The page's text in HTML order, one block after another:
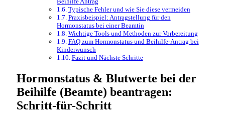
Typische Fehler und wie Sie diese vermeiden
Praxisbeispiel: Antragstellung für den
Hormonstatus bei einer Beamtin
Wichtige Tools und Methoden zur Vorbereitung
FAQ zum Hormonstatus und Beihilfe-Antrag bei
Kinderwunsch
Fazit und Nächste Schritte
Hormonstatus & Blutwerte bei der
Beihilfe (Beamte) beantragen:
Schritt-für-Schritt